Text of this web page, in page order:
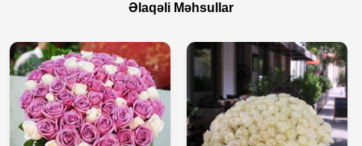
Əlaqəli Məhsullar